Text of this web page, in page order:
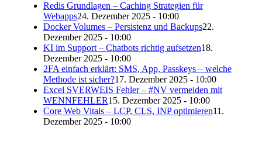
Redis Grundlagen – Caching Strategien für
Webapps24. Dezember 2025 - 10:00
Docker Volumes – Persistenz und Backups22.
Dezember 2025 - 10:00
KI im Support – Chatbots richtig aufsetzen18.
Dezember 2025 - 10:00
2FA einfach erklärt: SMS, App, Passkeys – welche
Methode ist sicher?17. Dezember 2025 - 10:00
Excel SVERWEIS Fehler – #NV vermeiden mit
WENNFEHLER15. Dezember 2025 - 10:00
Core Web Vitals – LCP, CLS, INP optimieren11.
Dezember 2025 - 10:00